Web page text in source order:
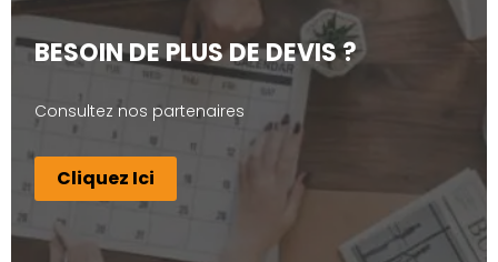
BESOIN DE PLUS DE DEVIS ?
Consultez nos partenaires
Cliquez Ici